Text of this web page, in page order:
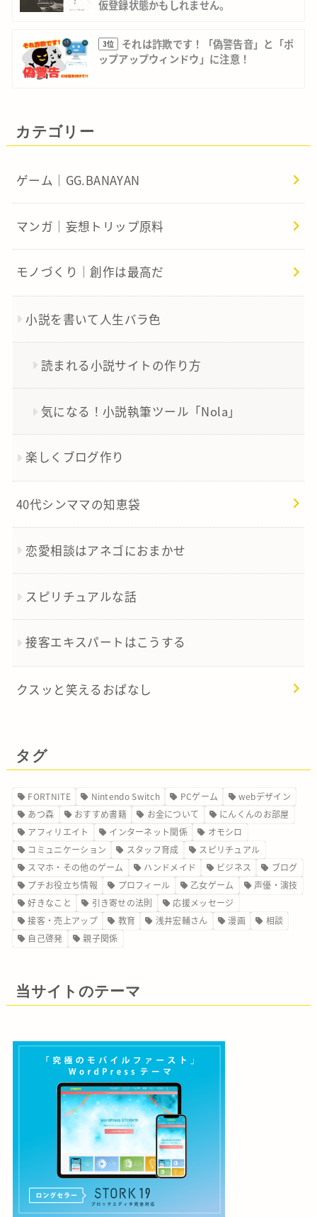
仮登録状態かもしれません。
3位
それは詐欺です！「偽警告音」と「ポ
ップアップウィンドウ」に注意！
カテゴリー
ゲーム｜GG.BANAYAN
マンガ｜妄想トリップ原料
モノづくり｜創作は最高だ
小説を書いて人生バラ色
読まれる小説サイトの作り方
気になる！小説執筆ツール「Nola」
楽しくブログ作り
40代シンママの知恵袋
恋愛相談はアネゴにおまかせ
スピリチュアルな話
接客エキスパートはこうする
クスッと笑えるおぱなし
タグ
FORTNITE Nintendo Switch PCゲーム
webデザイン
あつ森
おすすめ書籍 お金について
にんくんのお部屋
アフィリエイト
インターネット関係
オモシロ
コミュニケーション
スタッフ育成
スピリチュアル
スマホ・その他のゲーム
ハンドメイド ビジネス
ブログ
プチお役立ち情報
プロフィール 乙女ゲーム
声優・演技
好きなこと
引き寄せの法則
応援メッセージ
接客・売上アップ
教育 浅井宏輔さん 漫画
相談
自己啓発
親子関係
当サイトのテーマ